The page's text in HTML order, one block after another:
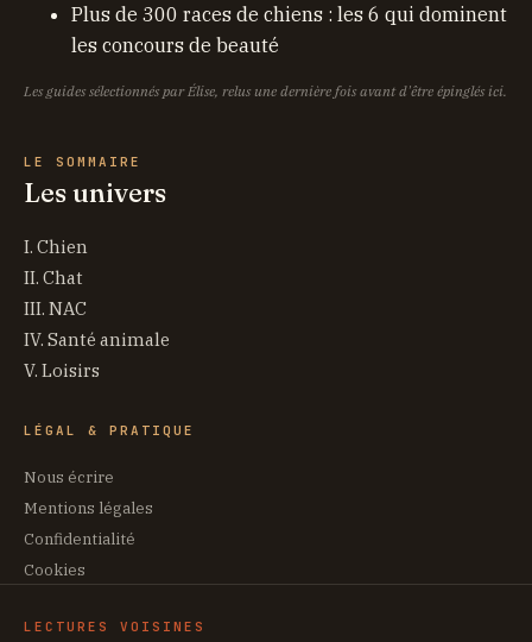
Plus de 300 races de chiens : les 6 qui dominent
les concours de beauté
Les guides sélectionnés par Élise, relus une dernière fois avant d'être épinglés ici.
LE SOMMAIRE
Les univers
I. Chien
II. Chat
III. NAC
IV. Santé animale
V. Loisirs
LÉGAL & PRATIQUE
Nous écrire
Mentions légales
Confidentialité
Cookies
LECTURES VOISINES